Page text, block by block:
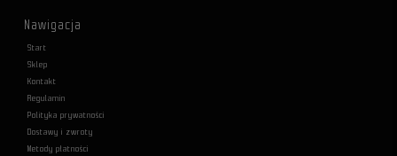
Nawigacja
Start
Sklep
Kontakt
Regulamin
Polityka prywatności
Dostawy i zwroty
Metody płatności